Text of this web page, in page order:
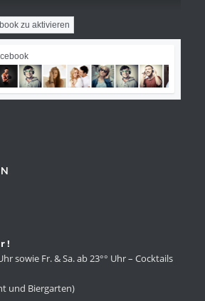
zu aktivieren
!
sowie Fr. & Sa. ab 23°° Uhr – Cocktails
und Biergarten)